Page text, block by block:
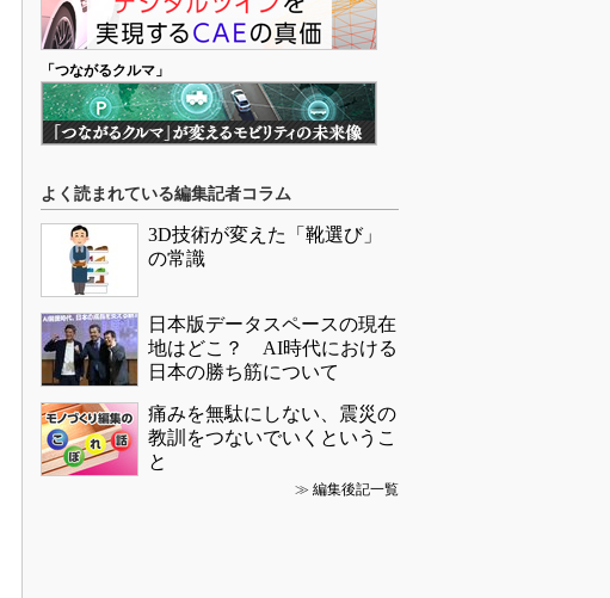
「つながるクルマ」
よく読まれている編集記者コラム
3D技術が変えた「靴選び」
の常識
日本版データスペースの現在
地はどこ？ AI時代における
日本の勝ち筋について
痛みを無駄にしない、震災の
教訓をつないでいくというこ
と
≫ 編集後記一覧